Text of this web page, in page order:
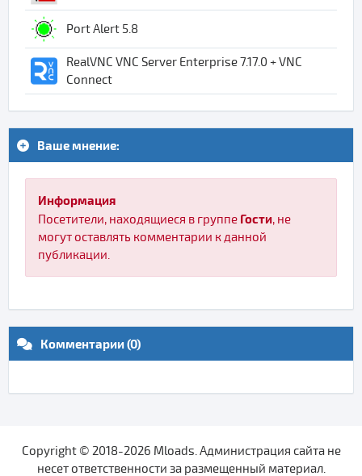
Port Alert 5.8
RealVNC VNC Server Enterprise 7.17.0 + VNC
Connect
Ваше мнение:
Информация
Посетители, находящиеся в группе Гости, не
могут оставлять комментарии к данной
публикации.
Комментарии (0)
Copyright © 2018-2026 Mloads. Администрация сайта не
несет ответственности за размещенный материал.